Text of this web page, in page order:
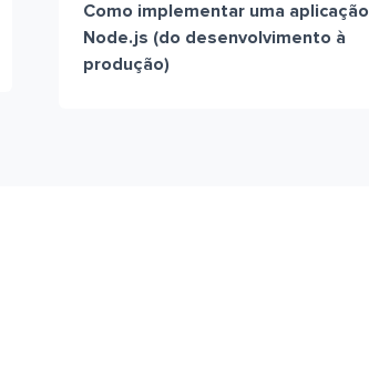
Como implementar uma aplicação
Node.js (do desenvolvimento à
produção)